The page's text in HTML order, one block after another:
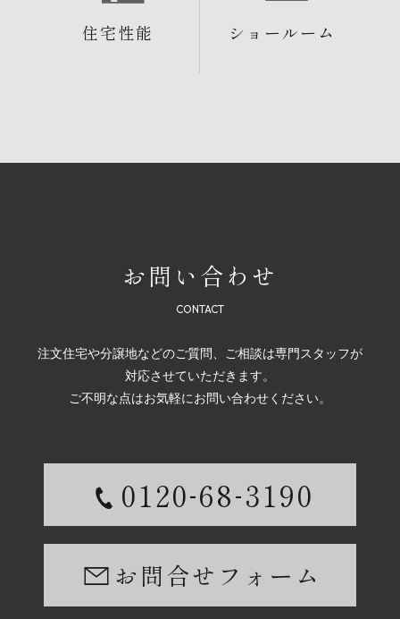
住宅性能 ショールーム
お問い合わせ
注文住宅や分譲地などのご質問、ご相談は専門スタッフが
対応させていただきます。
ご不明な点はお気軽にお問い合わせください。
0120-68-3190
お問合せフォーム